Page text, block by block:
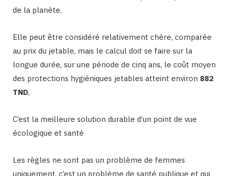
de la planète.
Elle peut être considéré relativement chère, comparée
au prix du jetable, mais le calcul doit se faire sur la
longue durée, sur une période de cinq ans, le coût moyen
des protections hygiéniques jetables atteint environ 882
TND,
C’est la meilleure solution durable d’un point de vue
écologique et santé
Les règles ne sont pas un problème de femmes
uniquement, c’est un problème de santé publique et qui